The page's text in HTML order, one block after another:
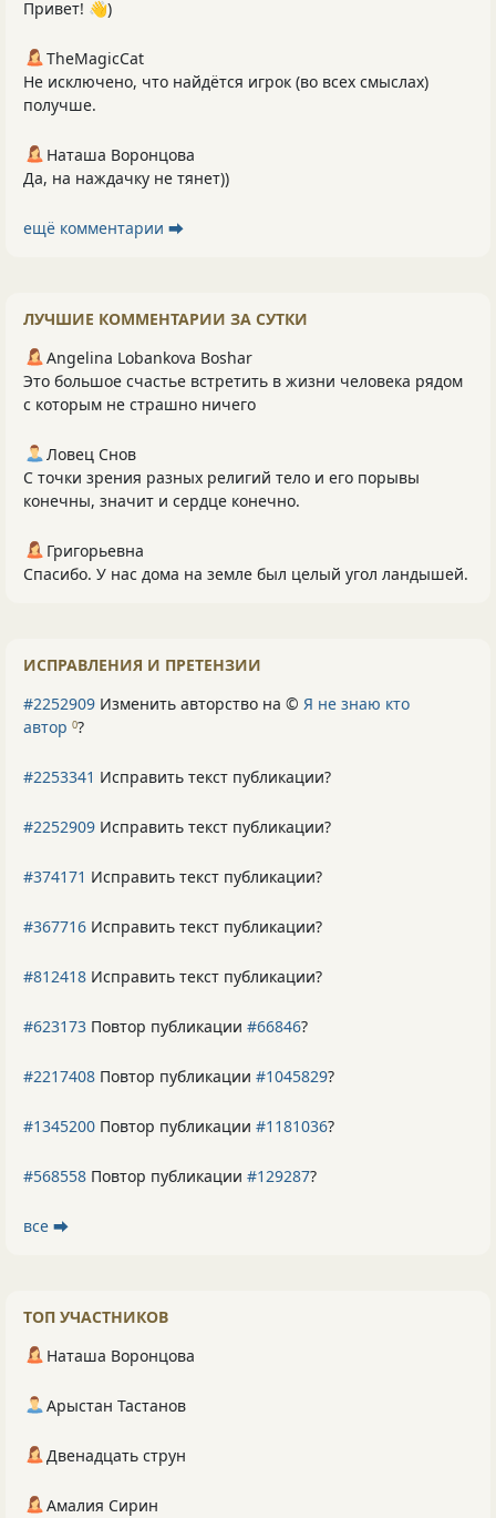
Привет! 👋)
TheMagicCat
Не исключено, что найдётся игрок (во всех смыслах)
получше.
Наташа Воронцова
Да, на наждачку не тянет))
ещё комментарии ⮕
ЛУЧШИЕ КОММЕНТАРИИ ЗА СУТКИ
Angelina Lobankova Boshar
Это большое счастье встретить в жизни человека рядом
с которым не страшно ничего
Ловец Снов
С точки зрения разных религий тело и его порывы
конечны, значит и сердце конечно.
Григорьевна
Спасибо. У нас дома на земле был целый угол ландышей.
ИСПРАВЛЕНИЯ И ПРЕТЕНЗИИ
#2252909 Изменить авторство на © Я не знаю кто
автор 0?
#2253341 Исправить текст публикации?
#2252909 Исправить текст публикации?
#374171 Исправить текст публикации?
#367716 Исправить текст публикации?
#812418 Исправить текст публикации?
#623173 Повтор публикации #66846?
#2217408 Повтор публикации #1045829?
#1345200 Повтор публикации #1181036?
#568558 Повтор публикации #129287?
все ⮕
ТОП УЧАСТНИКОВ
Наташа Воронцова
Арыстан Тастанов
Двенадцать струн
Амалия Сирин